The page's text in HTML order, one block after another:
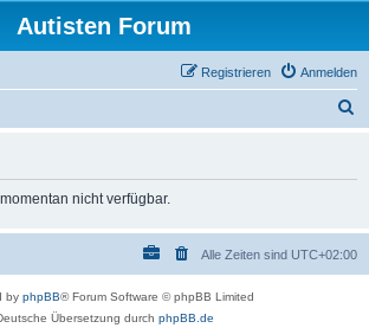
Autisten Forum
Anmelden
Registrieren
nicht verfügbar.
Alle Zeiten sind UTC+02:00
by phpBB® Forum Software © phpBB Limited
Übersetzung durch phpBB.de